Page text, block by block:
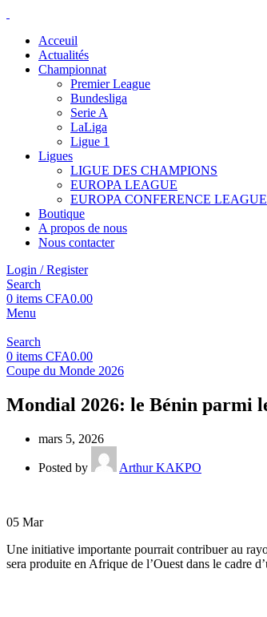
Acceuil
Actualités
Championnat
Premier League
Bundesliga
Serie A
LaLiga
Ligue 1
Ligues
LIGUE DES CHAMPIONS
EUROPA LEAGUE
EUROPA CONFERENCE LEAGUE
Boutique
A propos de nous
Nous contacter
Login / Register
Search
0 items CFA0.00
Menu
Search
0 items CFA0.00
Coupe du Monde 2026
Mondial 2026: le Bénin parmi
mars 5, 2026
Posted by Arthur KAKPO
05 Mar
Une initiative importante pourrait contribuer au
sera produite en Afrique de l’Ouest dans le cadre